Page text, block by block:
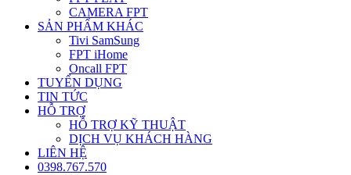
CAMERA FPT
SẢN PHẨM KHÁC
Tivi SamSung
FPT iHome
Oncall FPT
TUYỂN DỤNG
TIN TỨC
HỖ TRỢ
HỖ TRỢ KỸ THUẬT
DỊCH VỤ KHÁCH HÀNG
LIÊN HỆ
0398.767.570